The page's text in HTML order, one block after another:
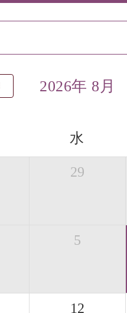
2026年 8月
水
29
5
12